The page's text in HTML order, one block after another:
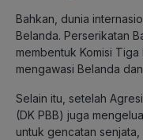
Bahkan, dunia
Belanda. Perserikatan
membentuk Komisi
mengawasi Belanda
Selain itu, setelah
(DK PBB) juga
untuk gencatan